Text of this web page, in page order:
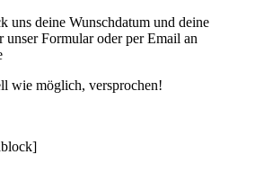
uns deine Wunschdatum und deine
unser Formular oder per Email an
wie möglich, versprochen!